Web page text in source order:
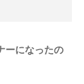
ーになったの